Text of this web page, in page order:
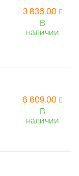
3 836,00
В
наличии
6 609,00
В
наличии